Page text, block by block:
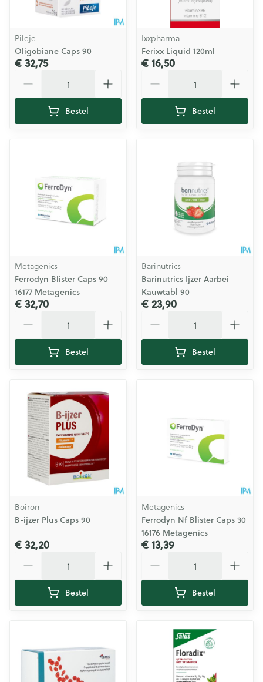
Pileje
Oligobiane Caps 90
€ 32,75
Bestel
Ixxpharma
Ferixx Liquid 120ml
€ 16,50
Bestel
Metagenics
Ferrodyn Blister Caps 90
16177 Metagenics
€ 32,70
Bestel
Barinutrics
Barinutrics Ijzer Aarbei
Kauwtabl 90
€ 23,90
Bestel
Boiron
B-ijzer Plus Caps 90
€ 32,20
Bestel
Metagenics
Ferrodyn Nf Blister Caps 30
16176 Metagenics
€ 13,39
Bestel